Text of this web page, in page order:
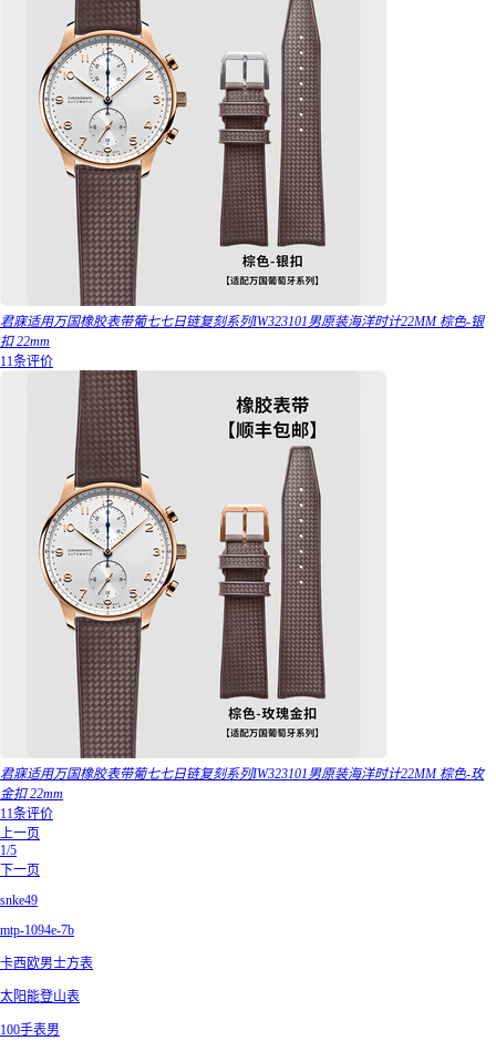
君寐适用万国橡胶表带葡七七日链复刻系列IW323101男原装海洋时计22MM 棕色-银
扣 22mm
11条评价
君寐适用万国橡胶表带葡七七日链复刻系列IW323101男原装海洋时计22MM 棕色-玫
金扣 22mm
11条评价
上一页
1/5
下一页
snke49
mtp-1094e-7b
卡西欧男士方表
太阳能登山表
100手表男